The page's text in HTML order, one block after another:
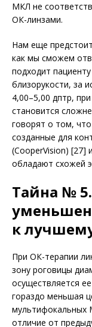
МКЛ не
ОК-линзами.
Нам еще
как мы сможем
подходит
близорукости, за
4,00–5,00 дптр,
становится
говорят о том,
созданные для
(CooperVision) [27]
обладают схожей
Тайна №
к
При ОК-терапии
зону роговицы
осуществляется
гораздо меньшая
мультифокальных
отличие от